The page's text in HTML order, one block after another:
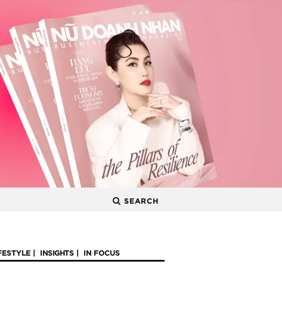
SEARCH
INSIGHTS IN FOCUS